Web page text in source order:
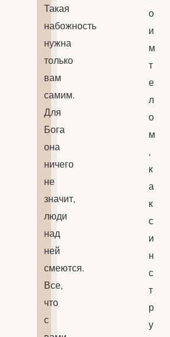
Такая
набожность
нужна
только
вам
самим.
Для
Бога
она
ничего
не
значит,
люди
над
ней
смеются.
Все,
что
с
о
и
м
т
е
л
о
м
,
к
а
к
с
и
н
с
т
р
у